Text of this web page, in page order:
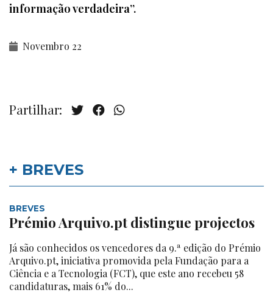
informação verdadeira”.
Novembro 22
Partilhar:
+ BREVES
BREVES
Prémio Arquivo.pt distingue projectos
Já são conhecidos os vencedores da 9.ª edição do Prémio
Arquivo.pt, iniciativa promovida pela Fundação para a
Ciência e a Tecnologia (FCT), que este ano recebeu 58
candidaturas, mais 61% do...